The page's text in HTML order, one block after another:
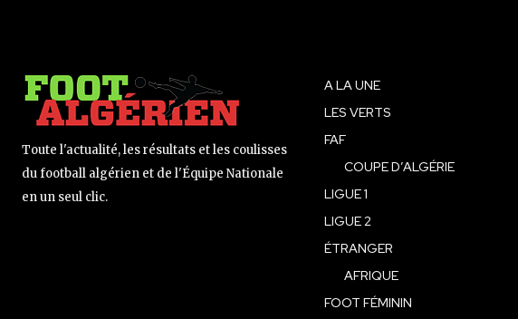
Toute l'actualité, les résultats et les coulisses
du football algérien et de l'Équipe Nationale
en un seul clic.
A LA UNE
LES VERTS
FAF
COUPE D’ALGÉRIE
LIGUE 1
LIGUE 2
ÉTRANGER
AFRIQUE
FOOT FÉMININ